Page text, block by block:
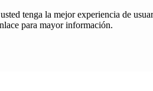
tenga la mejor experiencia de
para mayor información.